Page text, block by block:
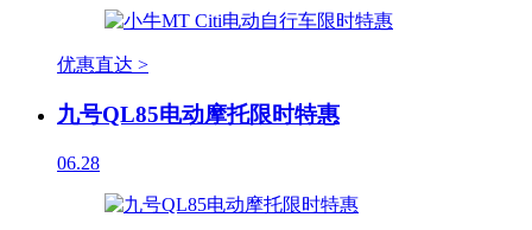
优惠直达 >
九号QL85电动摩托限时特惠
06.28